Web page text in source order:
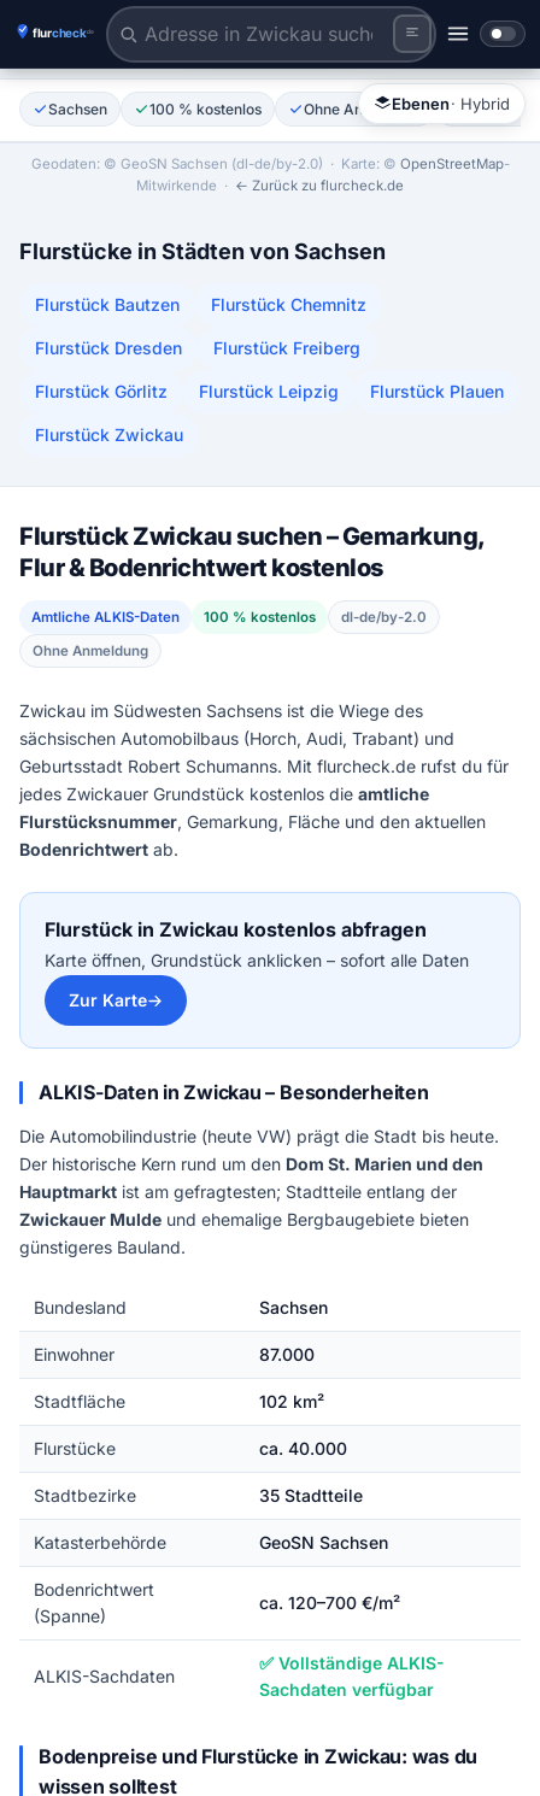
Tiles © Esri | Labels © Esri
Flurstück anklicken
Ebenen· Hybrid
Sachsen 100 % kostenlos Ohne Anmeldung Amtliche
Geodaten: © GeoSN Sachsen (dl-de/by-2.0) · Karte: © OpenStreetMap-
Mitwirkende · ← Zurück zu flurcheck.de
Flurstücke in Städten von Sachsen
Flurstück Bautzen Flurstück Chemnitz
Flurstück Dresden Flurstück Freiberg
Flurstück Görlitz Flurstück Leipzig Flurstück Plauen
Flurstück Zwickau
Flurstück Zwickau suchen – Gemarkung,
Flur & Bodenrichtwert kostenlos
Amtliche ALKIS-Daten 100 % kostenlos
dl-de/by-2.0
Ohne Anmeldung
Zwickau im Südwesten Sachsens ist die Wiege des
sächsischen Automobilbaus (Horch, Audi, Trabant) und
Geburtsstadt Robert Schumanns. Mit flurcheck.de rufst du für
jedes Zwickauer Grundstück kostenlos die amtliche
Flurstücksnummer, Gemarkung, Fläche und den aktuellen
Bodenrichtwert ab.
Flurstück in Zwickau kostenlos abfragen
Karte öffnen, Grundstück anklicken – sofort alle Daten
Zur Karte
ALKIS-Daten in Zwickau – Besonderheiten
Die Automobilindustrie (heute VW) prägt die Stadt bis heute.
Der historische Kern rund um den Dom St. Marien und den
Hauptmarkt ist am gefragtesten; Stadtteile entlang der
Zwickauer Mulde und ehemalige Bergbaugebiete bieten
günstigeres Bauland.
Bundesland Sachsen
Einwohner 87.000
Stadtfläche 102 km²
Flurstücke ca. 40.000
Stadtbezirke 35 Stadtteile
Katasterbehörde GeoSN Sachsen
Bodenrichtwert
(Spanne)
ca. 120–700 €/m²
ALKIS-Sachdaten
✅ Vollständige ALKIS-
Sachdaten verfügbar
Bodenpreise und Flurstücke in Zwickau: was du
wissen solltest